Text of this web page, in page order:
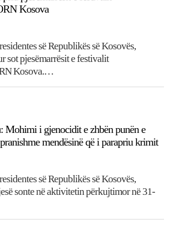
Kosova
së Republikës së Kosovës,
sot pjesëmarrësit e festivalit
Kosova.…
Mohimi i gjenocidit e zhbën punën e
mendësinë që i parapriu krimit
së Republikës së Kosovës,
sonte në aktivitetin përkujtimor në 31-